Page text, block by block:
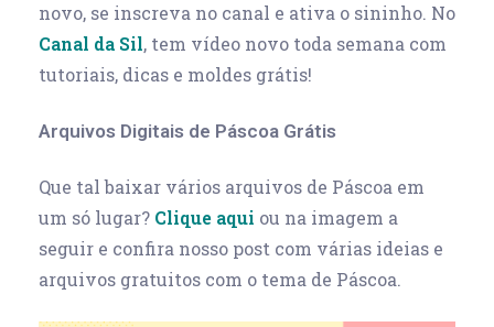
novo, se inscreva no canal e ativa o sininho. No
Canal da Sil, tem vídeo novo toda semana com
tutoriais, dicas e moldes grátis!
Arquivos Digitais de Páscoa Grátis
Que tal baixar vários arquivos de Páscoa em
um só lugar? Clique aqui ou na imagem a
seguir e confira nosso post com várias ideias e
arquivos gratuitos com o tema de Páscoa.